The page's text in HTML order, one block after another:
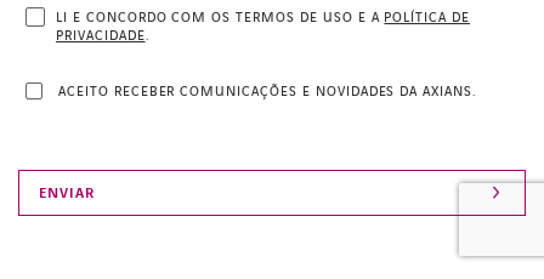
LI E CONCORDO COM OS TERMOS DE USO E A POLÍTICA DE
PRIVACIDADE.
ACEITO RECEBER COMUNICAÇÕES E NOVIDADES DA AXIANS.